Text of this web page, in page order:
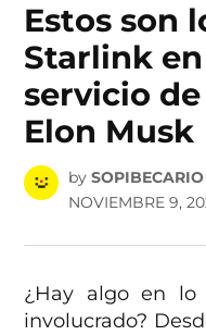
Estos son
Starlink
servicio
Elon Musk
by SOPIBECARIO
NOVIEMBRE 9,
¿Hay algo en lo
involucrado?